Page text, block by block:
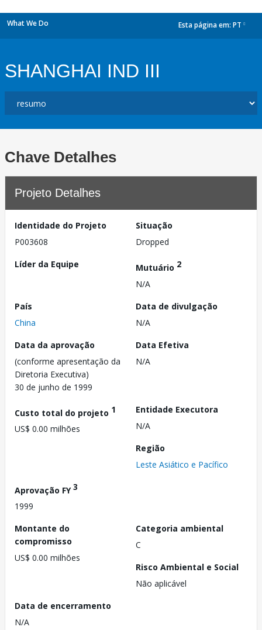
What We Do Esta página em: PT
SHANGHAI IND III
Chave Detalhes
Projeto Detalhes
Identidade do Projeto
P003608
Situação
Dropped
Líder da Equipe
Mutuário 2
N/A
País
China
Data de divulgação
N/A
Data da aprovação
(conforme apresentação da
Diretoria Executiva)
30 de junho de 1999
Data Efetiva
N/A
Custo total do projeto 1
US$ 0.00 milhões
Entidade Executora
N/A
Região
Leste Asiático e Pacífico
Aprovação FY3
1999
Montante do
compromisso
US$ 0.00 milhões
Categoria ambiental
C
Risco Ambiental e Social
Não aplicável
Data de encerramento
N/A